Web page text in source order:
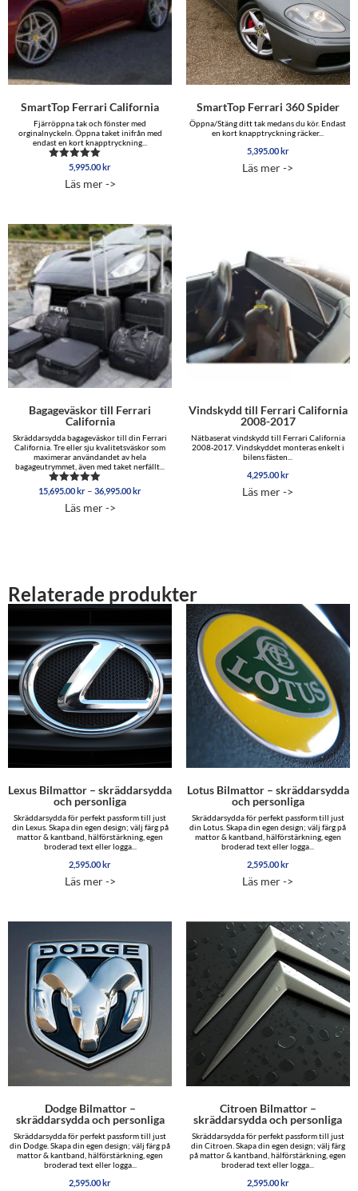
SmartTop Ferrari California
Fjärröppna tak och fönster med
orginalnyckeln. Öppna taket inifrån med
endast en kort knapptryckning...
Betygsatt
av 5
5,995.00kr
Läs mer ->
SmartTop Ferrari 360 Spider
Öppna/Stäng ditt tak medans du kör. Endast
en kort knapptryckning räcker...
5,395.00kr
Läs mer ->
Bagageväskor till Ferrari
California
Skräddarsydda bagageväskor till din Ferrari
California. Tre eller sju kvalitetsväskor som
maximerar användandet av hela
bagageutrymmet, även med taket nerfällt...
Betygsatt
av 5
15,695.00kr – 36,995.00krPrisintervall:
Läs mer ->
Vindskydd till Ferrari California
2008-2017
Nätbaserat vindskydd till Ferrari California
2008-2017. Vindskyddet monteras enkelt i
bilens fästen...
4,295.00kr
Läs mer ->
Relaterade produkter
Lexus Bilmattor – skräddarsydda
och personliga
Skräddarsydda för perfekt passform till just
din Lexus. Skapa din egen design; välj färg på
mattor & kantband, hälförstärkning, egen
broderad text eller logga...
2,595.00 kr
Läs mer ->
Lotus Bilmattor – skräddarsydda
och personliga
Skräddarsydda för perfekt passform till just
din Lotus. Skapa din egen design; välj färg på
mattor & kantband, hälförstärkning, egen
broderad text eller logga...
2,595.00 kr
Läs mer ->
Dodge Bilmattor –
skräddarsydda och personliga
Skräddarsydda för perfekt passform till just
din Dodge. Skapa din egen design; välj färg på
mattor & kantband, hälförstärkning, egen
broderad text eller logga...
2,595.00kr
Citroen Bilmattor –
skräddarsydda och personliga
Skräddarsydda för perfekt passform till just
din Citroen. Skapa din egen design; välj färg
på mattor & kantband, hälförstärkning, egen
broderad text eller logga...
2,595.00kr